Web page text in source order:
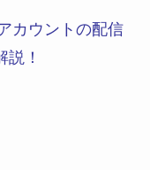
カウントの配信
！